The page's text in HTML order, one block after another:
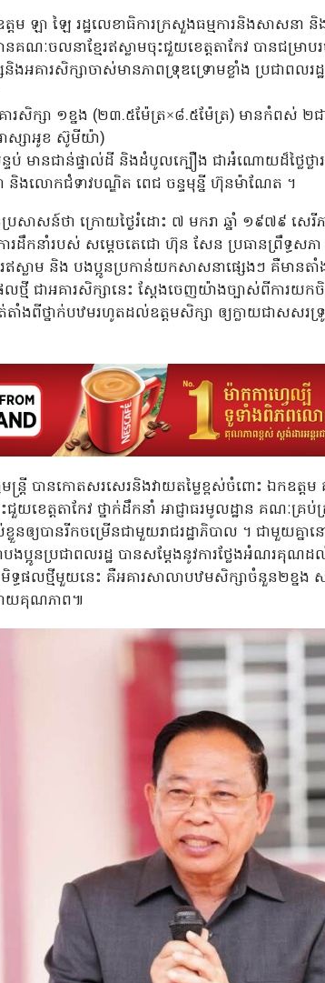
ម ឡា ឡៃ រដ្ឋលេខាធិការក្រសួងធម្មការនិងសាសនា និ
គណៈចលនាខ្មែរឥស្លាមចុះជួយខេត្តតាកែវ បានជម្រា
គារសិក្សាចាស់មានភាពទ្រុឌទ្រោមខ្លាំង ប្រជាពល
រសិក្សា ១ខ្នង (២៣.៥ម៉ែត្រ×៨.៥ម៉ែត្រ) មានកំពស់ ២
ាស្សាអូខ ស៊ូមីយ៉ា)
ទប់ មានជាន់ផ្ទាល់ដី និងដំបូលក្បឿង ជាអំណោយដ៏ថ្លៃ
ជា និងលោកជំទាវបណ្ឌិត ពេជ ចន្ទមុន្នី ហ៊ុនម៉ាណែត ។
ប្រសាសន៍ថា ក្រោយថ្ងៃរំដោះ ៧ មករា ឆ្នាំ ១៩៧៩ សេ
ារដឹកនាំរបស់ សម្ដេចតេជោ ហ៊ុន សែន ប្រធានព្រឹទ្ធសភ
រឥស្លាម និង បងប្អូនប្រកាន់យកសាសនាផ្សេងៗ គឺមាន
មី ជាអគារសិក្សានេះ ស្តែងចេញយ៉ាងច្បាស់ពីការយកចិ
តាំងពីថ្នាក់បឋមរហូតដល់ឧត្តមសិក្សា ឲ្យក្លាយជាសសរ
ន្រ្តី បានកោតសរសេរនិងវាយតម្លៃខ្ពស់ចំពោះ ឯកឧត្ត
យខេត្តតាកែវ ថ្នាក់ដឹកនាំ អាជ្ញាធរមូលដ្ឋាន គណៈគ្
ឲ្យបានរីកចម្រើនជាមួយរាជរដ្ឋាភិបាល ។ ជាមួយគ្នាន
ាបងប្អូនប្រជាពលរដ្ឋ បានសម្តែងនូវការថ្លែងអំណ
ទ្ធផលថ្មីមួយនេះ គឺអគារសាលាបឋមសិក្សាចំនួន២ខ្នង
យគុណភាព៕